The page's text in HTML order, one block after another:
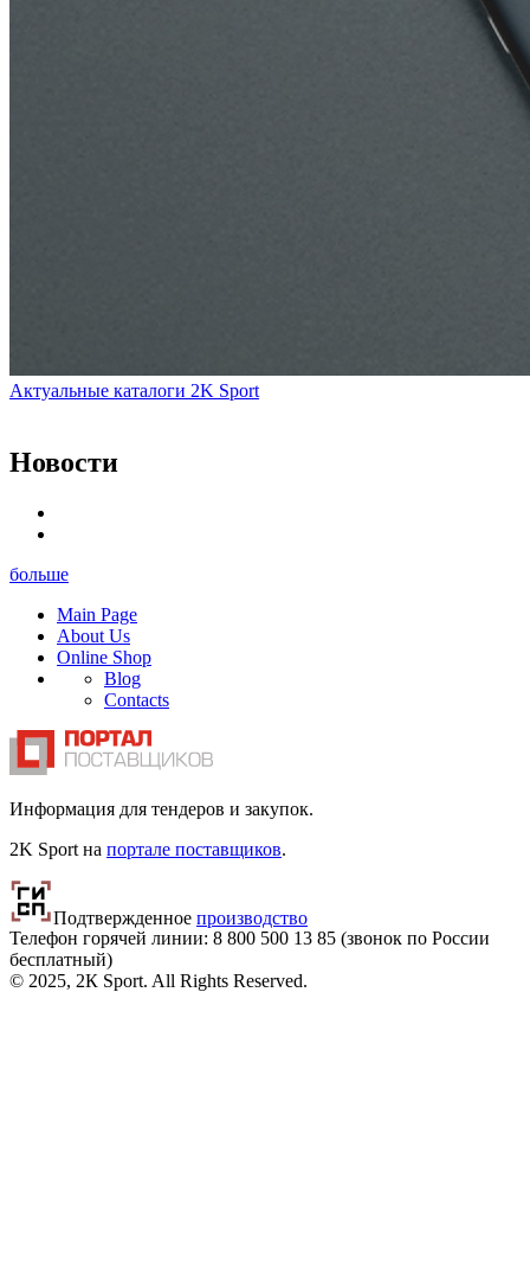
Актуальные каталоги 2K Sport
Новости
больше
Main Page
About Us
Online Shop
Blog
Contacts
Информация для тендеров и закупок.
2K Sport на портале поставщиков.
Подтвержденное производство
Телефон горячей линии: 8 800 500 13 85 (звонок по России
бесплатный)
© 2025, 2К Sport. All Rights Reserved.